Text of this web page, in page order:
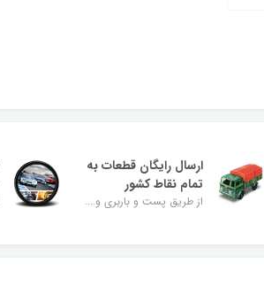
ارسال رایگان قطعات به
تمام نقاط کشور
از طریق پست و باربری و....